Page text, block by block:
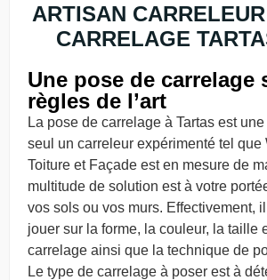
ARTISAN
CARRELAGE
Une pose de carrelage
règles de l’art
La pose de carrelage à Tartas est
seul un carreleur expérimenté tel que
Toiture et Façade est en mesure de
multitude de solution est à votre
vos sols ou vos murs. Effectivement,
jouer sur la forme, la couleur, la taille
carrelage ainsi que la technique de
Le type de carrelage à poser est à